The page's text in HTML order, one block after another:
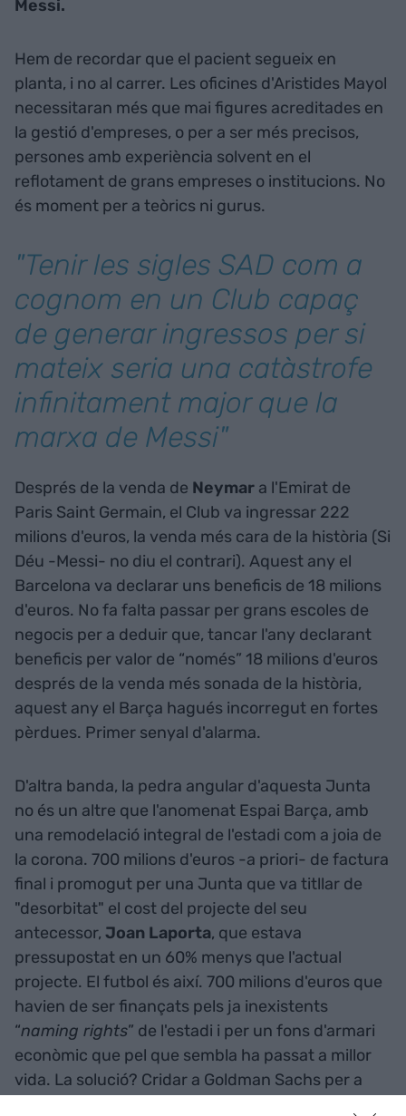
Messi.
Hem de recordar que el pacient segueix en
planta, i no al carrer. Les oficines d'Aristides Mayol
necessitaran més que mai figures acreditades en
la gestió d'empreses, o per a ser més precisos,
persones amb experiència solvent en el
reflotament de grans empreses o institucions. No
és moment per a teòrics ni gurus.
"Tenir les sigles SAD com a
cognom en un Club capaç
de generar ingressos per si
mateix seria una catàstrofe
infinitament major que la
marxa de Messi"
Després de la venda de Neymar a l'Emirat de
Paris Saint Germain, el Club va ingressar 222
milions d'euros, la venda més cara de la història (Si
Déu -Messi- no diu el contrari). Aquest any el
Barcelona va declarar uns beneficis de 18 milions
d'euros. No fa falta passar per grans escoles de
negocis per a deduir que, tancar l'any declarant
beneficis per valor de “només” 18 milions d'euros
després de la venda més sonada de la història,
aquest any el Barça hagués incorregut en fortes
pèrdues. Primer senyal d'alarma.
D'altra banda, la pedra angular d'aquesta Junta
no és un altre que l'anomenat Espai Barça, amb
una remodelació integral de l'estadi com a joia de
la corona. 700 milions d'euros -a priori- de factura
final i promogut per una Junta que va titllar de
"desorbitat" el cost del projecte del seu
antecessor, Joan Laporta, que estava
pressupostat en un 60% menys que l'actual
projecte. El futbol és així. 700 milions d'euros que
havien de ser finançats pels ja inexistents
“naming rights” de l'estadi i per un fons d'armari
econòmic que pel que sembla ha passat a millor
vida. La solució? Cridar a Goldman Sachs per a